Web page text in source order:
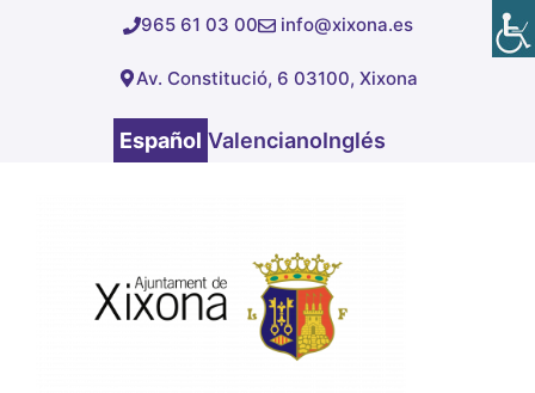
965 61 03 00 info@xixona.es
Av. Constitució, 6 03100, Xixona
Español ValencianoInglés